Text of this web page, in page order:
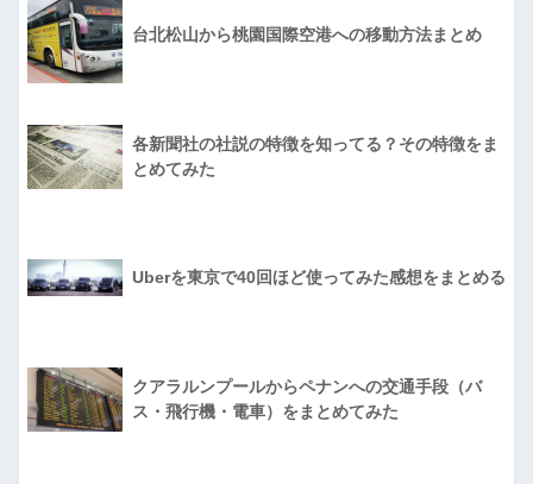
台北松山から桃園国際空港への移動方法まとめ
各新聞社の社説の特徴を知ってる？その特徴をま
とめてみた
Uberを東京で40回ほど使ってみた感想をまとめる
クアラルンプールからペナンへの交通手段（バ
ス・飛行機・電車）をまとめてみた